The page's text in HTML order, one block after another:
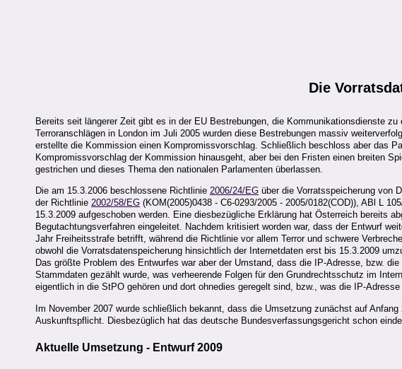
Die
Bereits seit längerer Zeit gibt es in der EU Bestrebungen, die Kommunikationsdienste
Terroranschlägen in London im Juli 2005 wurden diese Bestrebungen massiv
erstellte die Kommission einen Kompromissvorschlag. Schließlich beschloss aber das
Kompromissvorschlag der Kommission hinausgeht, aber bei den Fristen einen breiten
gestrichen und dieses Thema den nationalen Parlamenten überlassen.
Die am 15.3.2006 beschlossene Richtlinie 2006/24/EG über die Vorratsspeicherung von
der Richtlinie 2002/58/EG (KOM(2005)0438 - C6-0293/2005 - 2005/0182(COD)), ABl L
15.3.2009 aufgeschoben werden. Eine diesbezügliche Erklärung hat Österreich bereits
Begutachtungsverfahren eingeleitet. Nachdem kritisiert worden war, dass der Entwurf
Jahr Freiheitsstrafe betrifft, während die Richtlinie vor allem Terror und schwere
obwohl die Vorratsdatenspeicherung hinsichtlich der Internetdaten erst bis 15.3.2009
Das größte Problem des Entwurfes war aber der Umstand, dass die IP-Adresse, bzw.
Stammdaten gezählt wurde, was verheerende Folgen für den Grundrechtsschutz im
eigentlich in die StPO gehören und dort ohnedies geregelt sind, bzw., was die IP-
Im November 2007 wurde schließlich bekannt, dass die Umsetzung zunächst auf
Auskunftspflicht. Diesbezüglich hat das deutsche Bundesverfassungsgericht schon
Aktuelle Umsetzung - Entwurf 2009